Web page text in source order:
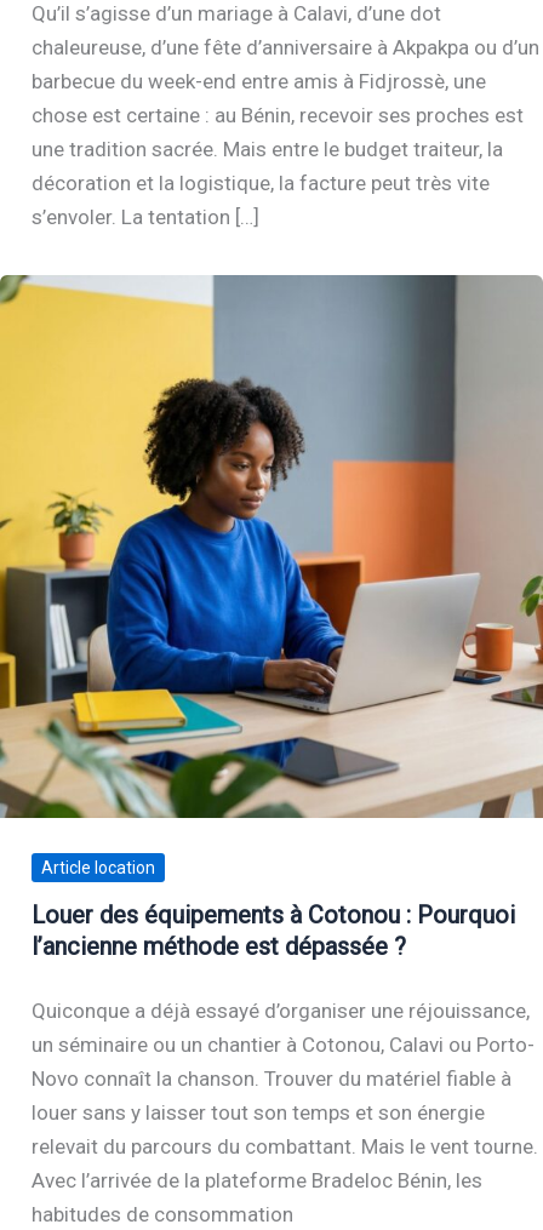
Qu’il s’agisse d’un mariage à Calavi, d’une dot
chaleureuse, d’une fête d’anniversaire à Akpakpa ou d’un
barbecue du week-end entre amis à Fidjrossè, une
chose est certaine : au Bénin, recevoir ses proches est
une tradition sacrée. Mais entre le budget traiteur, la
décoration et la logistique, la facture peut très vite
s’envoler. La tentation […]
Article location
Louer des équipements à Cotonou : Pourquoi
l’ancienne méthode est dépassée ?
Quiconque a déjà essayé d’organiser une réjouissance,
un séminaire ou un chantier à Cotonou, Calavi ou Porto-
Novo connaît la chanson. Trouver du matériel fiable à
louer sans y laisser tout son temps et son énergie
relevait du parcours du combattant. Mais le vent tourne.
Avec l’arrivée de la plateforme Bradeloc Bénin, les
habitudes de consommation